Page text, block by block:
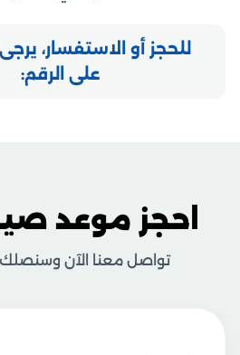
للحجز أو الاستفسار،
على الرقم:
احجز موعد
تواصل معنا الآن